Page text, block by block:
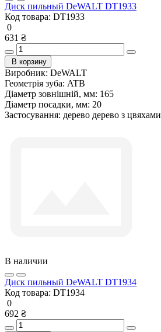
Диск пильный DeWALT DT1933
Код товара: DT1933
0
631 ₴
В корзину
Виробник: DeWALT
Геометрія зуба: ATB
Діаметр зовнішній, мм: 165
Діаметр посадки, мм: 20
Застосування: дерево дерево з цвяхами
В наличии
Диск пильный DeWALT DT1934
Код товара: DT1934
0
692 ₴